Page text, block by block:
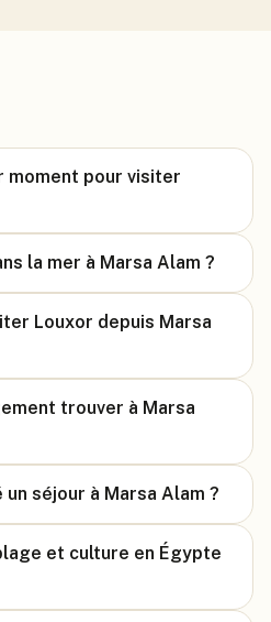
moment pour visiter
la mer à Marsa Alam ?
Louxor depuis Marsa
trouver à Marsa
séjour à Marsa Alam ?
et culture en Égypte